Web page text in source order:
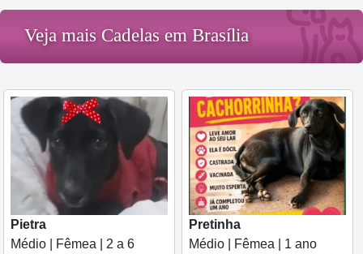
Veja mais Cadelas em Brasília
Pietra
Médio | Fêmea | 2 a 6
Pretinha
Médio | Fêmea | 1 ano